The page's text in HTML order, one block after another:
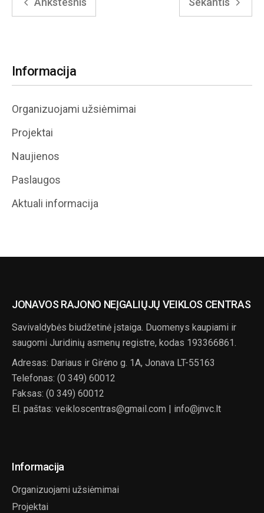
Informacija
Organizuojami užsiėmimai
Projektai
Naujienos
Paslaugos
Aktuali informacija
JONAVOS RAJONO NEĮGALIŲJŲ VEIKLOS CENTRAS
Savivaldybės biudžetinė įstaiga. Duomenys kaupiami ir
saugomi Juridinių asmenų registre, kodas 193366861.
Adresas: Dariaus ir Girėno g. 1A, Jonava LT-55163
Telefonas: (0 349) 60012
Faksas: (0 349) 60012
El. paštas: veikloscentras@gmail.com | info@jnvc.lt
Informacija
Organizuojami užsiėmimai
Projektai